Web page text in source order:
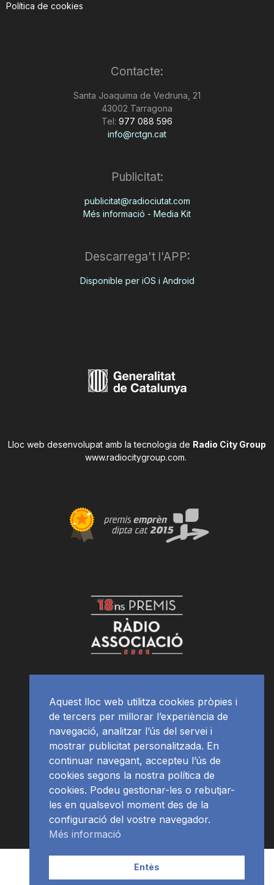
Política de cookies
Contacte:
Santa Joaquima de Vedruna, 21
43002 Tarragona
Tel: 977 088 596
info@rctgn.cat
Publicitat:
publicitat@radiociutat.com
Més informació - Media Kit
Descarrega't l'APP:
Disponible per iOS i Android
Lloc web desenvolupat amb la tecnologia de Radio City Group
www.radiocitygroup.com.
APP Programació
Aquest lloc web utilitza cookies pròpies i
de tercers per millorar l’experiència de
navegació, analitzar l’ús del servei i
mostrar publicitat personalitzada. En
continuar navegant, accepteu l’ús de
cookies segons la nostra política de
cookies. Podeu gestionar-les o rebutjar-
les en qualsevol moment des de la
configuració del vostre navegador.
Més informació
Entès